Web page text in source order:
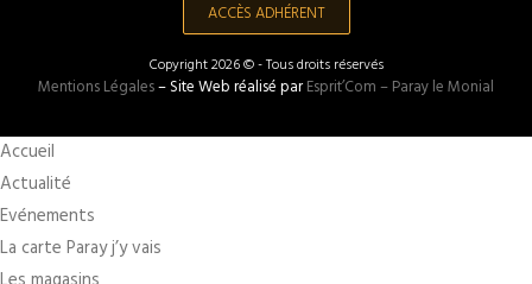
ACCÈS ADHÉRENT
Copyright 2026 © - Tous droits réservés
Mentions Légales– Site Web réalisé parEsprit’Com – Paray le Monial
Accueil
Actualité
Evénements
La carte Paray j’y vais